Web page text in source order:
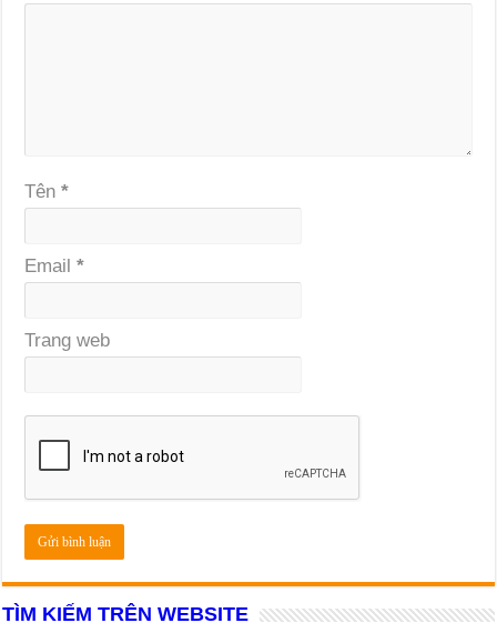
Tên*
Email*
Trang web
TÌM KIẾM TRÊN WEBSITE